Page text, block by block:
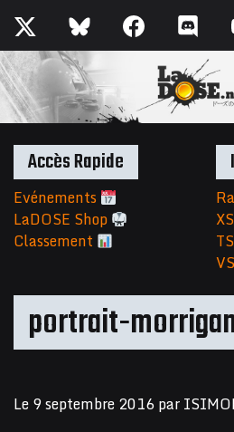
portrait-
Le9 septembre 2016par
Accès Rapide
Evénements
LaDOSE Shop
Classement